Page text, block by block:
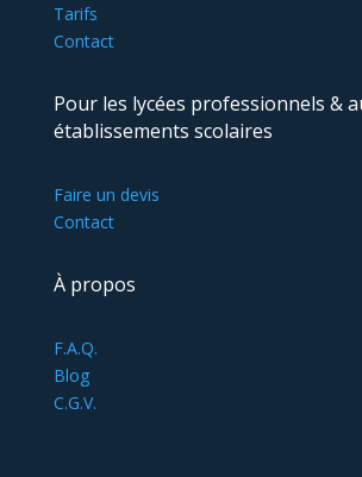
Tarifs
Contact
Pour les lycées professionnels &
établissements scolaires
Faire un devis
Contact
À propos
F.A.Q.
Blog
C.G.V.